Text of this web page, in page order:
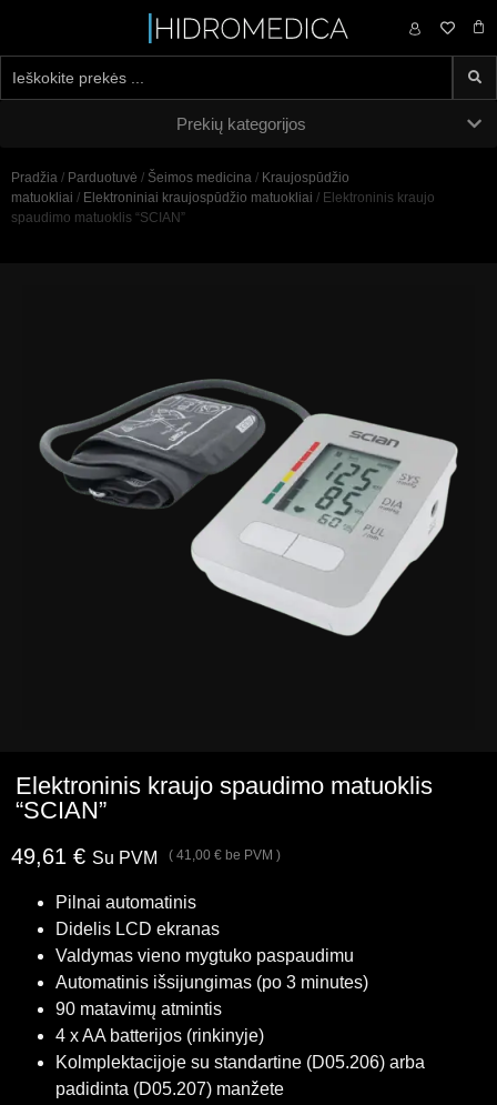
0,00 €
Prekių kategorijos
Pradžia / Parduotuvė / Šeimos medicina / Kraujospūdžio
matuokliai / Elektroniniai kraujospūdžio matuokliai / Elektroninis kraujo
spaudimo matuoklis “SCIAN”
Elektroninis kraujo spaudimo matuoklis
“SCIAN”
49,61 € Su PVM ( 41,00 € be PVM )
Pilnai automatinis
Didelis LCD ekranas
Valdymas vieno mygtuko paspaudimu
Automatinis išsijungimas (po 3 minutes)
90 matavimų atmintis
4 x AA batterijos (rinkinyje)
Kolmplektacijoje su standartine (D05.206) arba
padidinta (D05.207) manžete